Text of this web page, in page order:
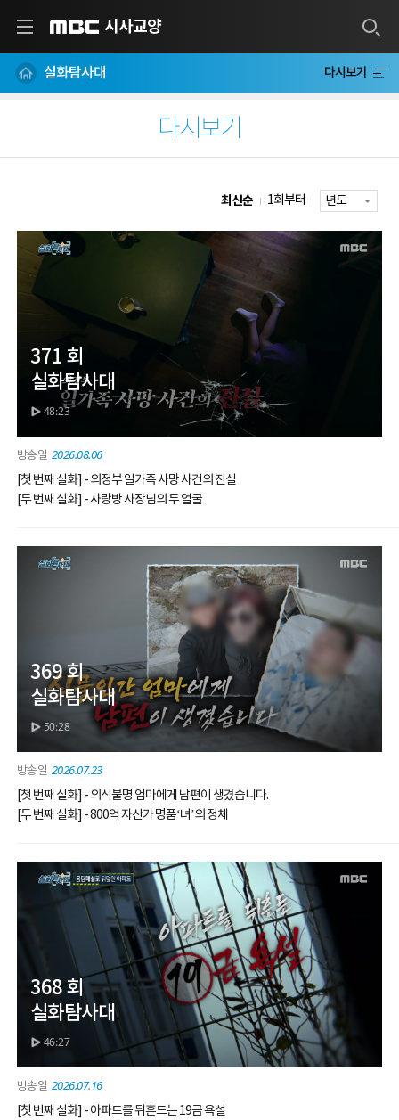
시사교양
실화탐사대 다시보기
다시보기
최신순 1회부터
371 회
실화탐사대
48:23
2026.08.06
[첫 번째 실화] - 의정부 일가족 사망 사건의 진실
[두 번째 실화] - 사랑방 사장님의 두 얼굴
369 회
실화탐사대
50:28
2026.07.23
[첫 번째 실화] - 의식불명 엄마에게 남편이 생겼습니다.
[두 번째 실화] - 800억 자산가 명품‘녀’의 정체
368 회
실화탐사대
46:27
2026.07.16
[첫 번째 실화] - 아파트를 뒤흔드는 19금 욕설